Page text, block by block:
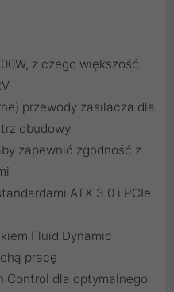
z czego większość
przewody zasilacza dla
obudowy
zapewnić zgodność z
ATX 3.0 i PCIe
Fluid Dynamic
pracę
Control dla optymalnego